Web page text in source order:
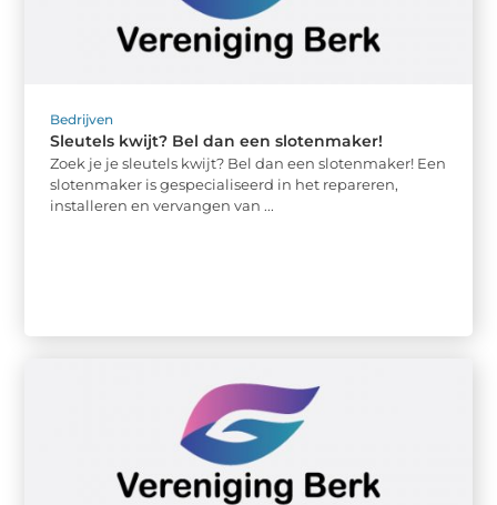
Bedrijven
Sleutels kwijt? Bel dan een slotenmaker!
Zoek je je sleutels kwijt? Bel dan een slotenmaker! Een
slotenmaker is gespecialiseerd in het repareren,
installeren en vervangen van ...